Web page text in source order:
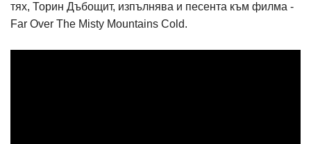
тях, Торин Дъбощит, изпълнява и песента към филма -
Far Over The Misty Mountains Cold.